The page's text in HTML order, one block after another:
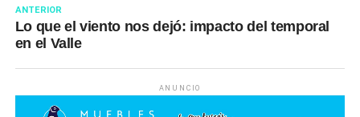
ANTERIOR
Lo que el viento nos dejó: impacto del temporal
en el Valle
ANUNCIO